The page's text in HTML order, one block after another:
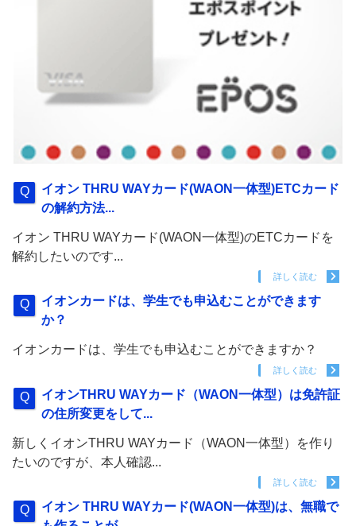
イオン THRU WAYカード(WAON一体型)ETCカード
の解約方法...
イオン THRU WAYカード(WAON一体型)のETCカードを
解約したいのです...
詳しく読む
イオンカードは、学生でも申込むことができます
か？
イオンカードは、学生でも申込むことができますか？
詳しく読む
イオンTHRU WAYカード（WAON一体型）は免許証
の住所変更をして...
新しくイオンTHRU WAYカード（WAON一体型）を作り
たいのですが、本人確認...
詳しく読む
イオン THRU WAYカード(WAON一体型)は、無職で